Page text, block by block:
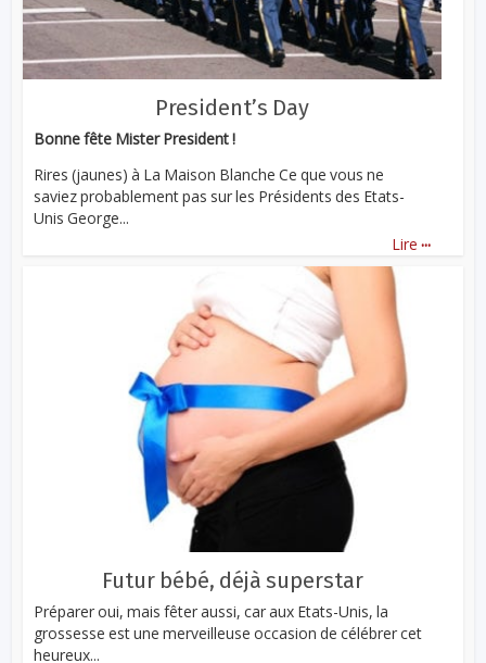
President’s Day
Bonne fête Mister President !
Rires (jaunes) à La Maison Blanche Ce que vous ne
saviez probablement pas sur les Présidents des Etats-
Unis George...
Lire ...
Futur bébé, déjà superstar
Préparer oui, mais fêter aussi, car aux Etats-Unis, la
grossesse est une merveilleuse occasion de célébrer cet
heureux...